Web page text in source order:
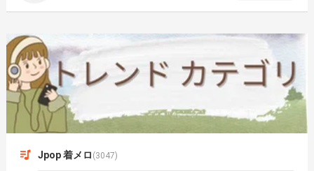
Jpop 着メロ (3047)